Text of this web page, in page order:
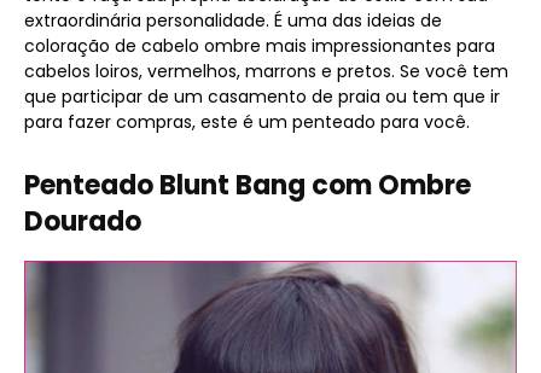
extraordinária personalidade. É uma das ideias de
coloração de cabelo ombre mais impressionantes para
cabelos loiros, vermelhos, marrons e pretos. Se você tem
que participar de um casamento de praia ou tem que ir
para fazer compras, este é um penteado para você.
Penteado Blunt Bang com Ombre
Dourado